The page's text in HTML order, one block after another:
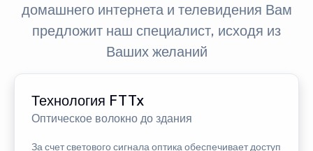
домашнего интернета и телевидения Вам
предложит наш специалист, исходя из
Ваших желаний
Технология FTTx
Оптическое волокно до здания
За счет светового сигнала оптика обеспечивает доступ